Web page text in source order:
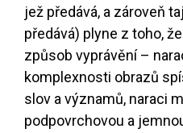
jež předává, a zároveň
předává) plyne z toho,
způsob vyprávění –
komplexnosti obrazů
slov a významů, naraci
podpovrchovou a